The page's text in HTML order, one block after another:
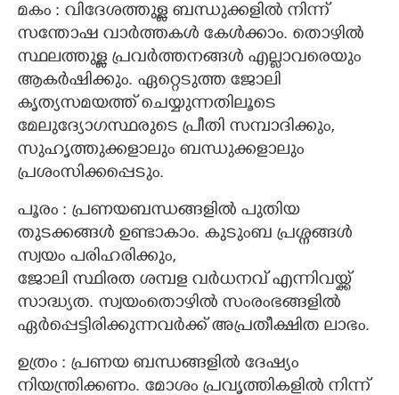
മകം : വിദേശത്തുള്ള ബന്ധുക്കളിൽ നിന്ന്
സന്തോഷ വാർത്തകൾ കേൾക്കാം. തൊഴിൽ
സ്ഥലത്തുള്ള പ്രവർത്തനങ്ങൾ എല്ലാവരെയും
ആകർഷിക്കും. ഏറ്റെടുത്ത ജോലി
കൃത്യസമയത്ത് ചെയ്യുന്നതിലൂടെ
മേലുദ്യോഗസ്ഥരുടെ പ്രീതി സമ്പാദിക്കും,
സുഹൃത്തുക്കളാലും ബന്ധുക്കളാലും
പ്രശംസിക്കപ്പെടും.
പൂരം : പ്രണയബന്ധങ്ങളിൽ പുതിയ
തുടക്കങ്ങൾ ഉണ്ടാകാം. കുടുംബ പ്രശ്നങ്ങൾ
സ്വയം പരിഹരിക്കും,
ജോലി സ്ഥിരത ശമ്പള വർധനവ് എന്നിവയ്ക്ക്
സാദ്ധ്യത. സ്വയംതൊഴിൽ സംരംഭങ്ങളിൽ
ഏർപ്പെട്ടിരിക്കുന്നവർക്ക് അപ്രതീക്ഷിത ലാഭം.
ഉത്രം : പ്രണയ ബന്ധങ്ങളിൽ ദേഷ്യം
നിയന്ത്രിക്കണം. മോശം പ്രവൃത്തികളിൽ നിന്ന്